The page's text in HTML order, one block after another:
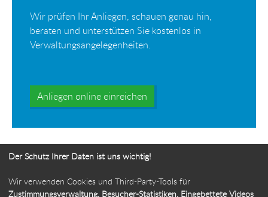
Wir prüfen Ihr Anliegen, schauen genau hin,
beraten und unterstützen Sie kostenlos in
Verwaltungsangelegenheiten.
Anliegen online einreichen
Ihr Weg zur Bürgerbeauftragten
Der Schutz Ihrer Daten ist uns wichtig!
Wir verwenden Cookies und Third-Party-Tools für
Zustimmungsverwaltung, Besucher-Statistiken, Eingebettete Videos